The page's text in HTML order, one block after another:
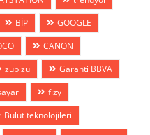
BİP
GOOGLE
CANON
zubizu
Garanti BBVA
fizy
Bulut teknolojileri